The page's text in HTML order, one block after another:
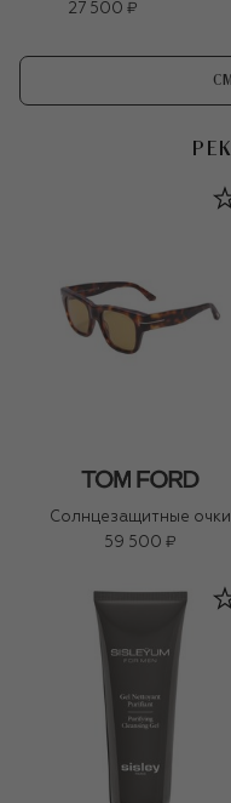
27 500 ₽
Солнцезащитные очки
59 500 ₽